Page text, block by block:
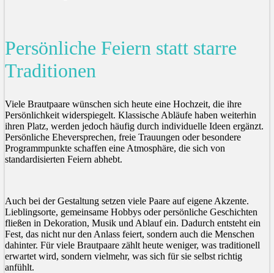
Persönliche Feiern statt starre
Traditionen
Viele Brautpaare wünschen sich heute eine Hochzeit, die ihre
Persönlichkeit widerspiegelt. Klassische Abläufe haben weiterhin
ihren Platz, werden jedoch häufig durch individuelle Ideen ergänzt.
Persönliche Eheversprechen, freie Trauungen oder besondere
Programmpunkte schaffen eine Atmosphäre, die sich von
standardisierten Feiern abhebt.
Auch bei der Gestaltung setzen viele Paare auf eigene Akzente.
Lieblingsorte, gemeinsame Hobbys oder persönliche Geschichten
fließen in Dekoration, Musik und Ablauf ein. Dadurch entsteht ein
Fest, das nicht nur den Anlass feiert, sondern auch die Menschen
dahinter. Für viele Brautpaare zählt heute weniger, was traditionell
erwartet wird, sondern vielmehr, was sich für sie selbst richtig
anfühlt.